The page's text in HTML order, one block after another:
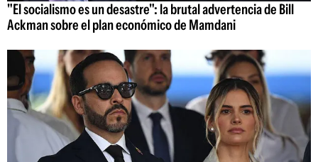
"El socialismo es un desastre": la brutal advertencia de Bill
Ackman sobre el plan económico de Mamdani